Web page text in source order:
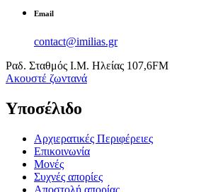
Email
contact@imilias.gr
Ραδ. Σταθμός Ι.Μ. Ηλείας 107,6FM
Aκουστέ ζωντανά
Υποσέλιδο
Αρχιερατικές Περιφέρειες
Επικοινωνία
Μονές
Συχνές απορίες
Αποστολή απορίας